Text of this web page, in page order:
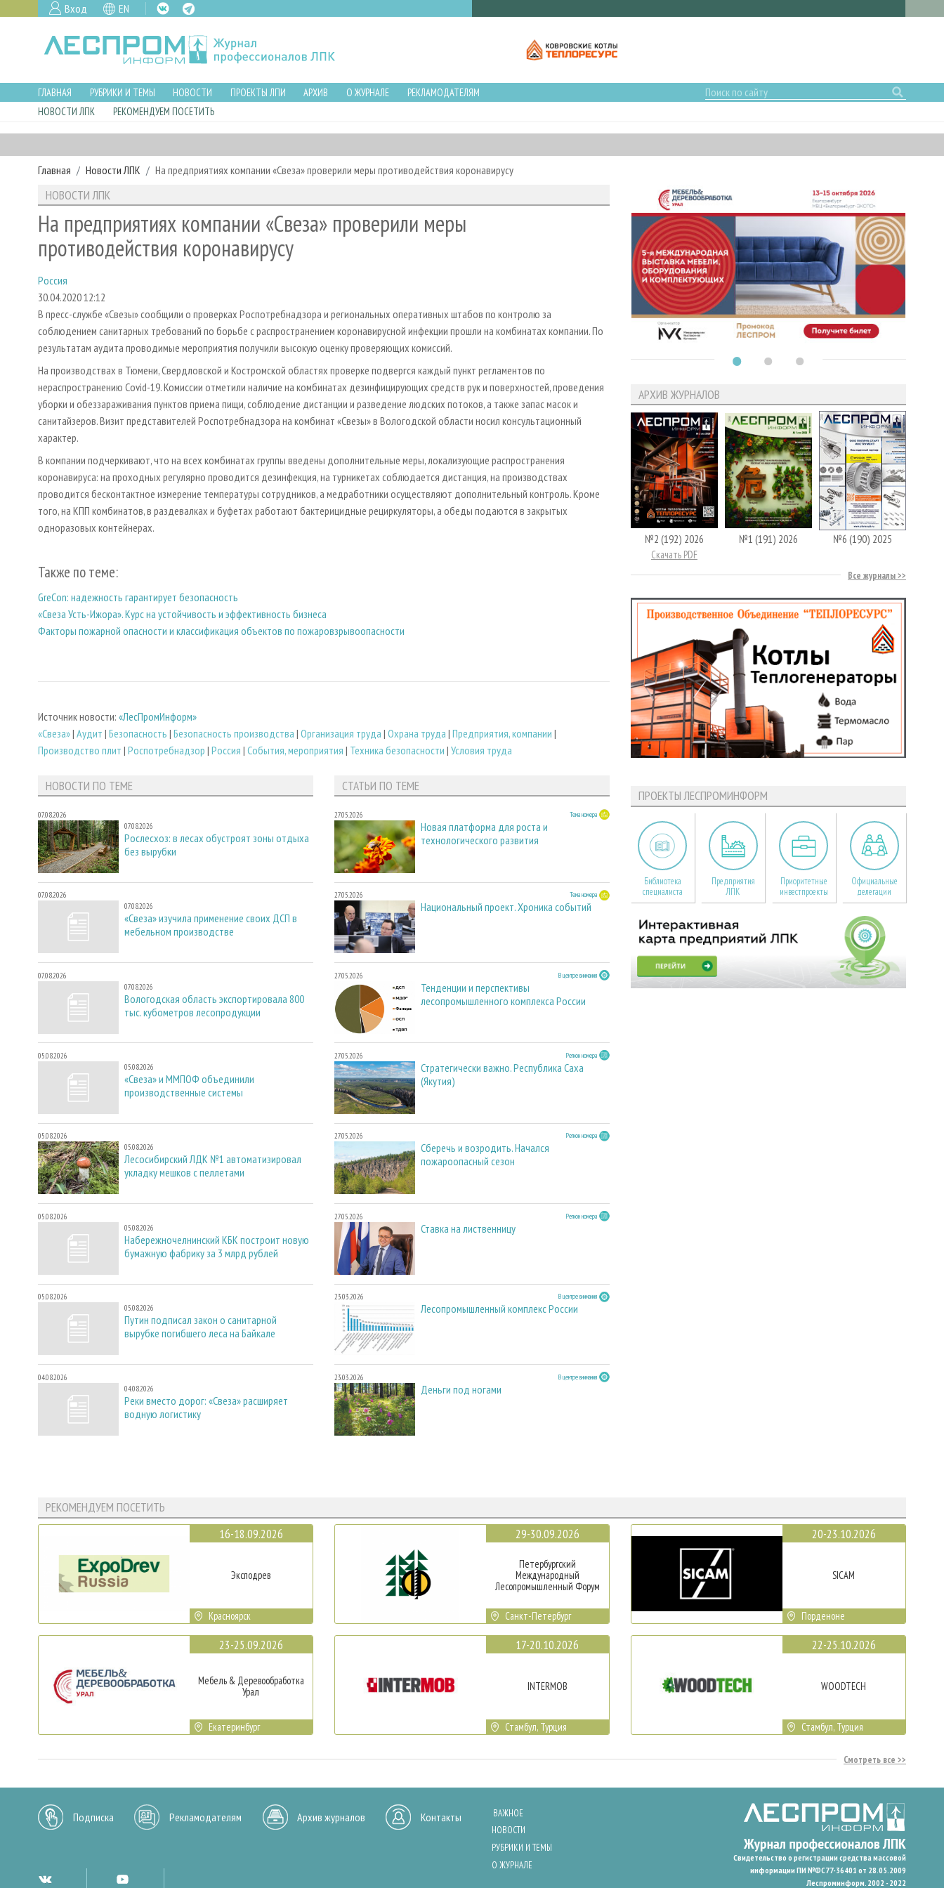
Вход EN
ГЛАВНАЯ РУБРИКИ И ТЕМЫ НОВОСТИ ПРОЕКТЫ ЛПИ АРХИВ О ЖУРНАЛЕ
РЕКЛАМОДАТЕЛЯМ
НОВОСТИ ЛПК
РЕКОМЕНДУЕМ ПОСЕТИТЬ
Главная Новости ЛПК На предприятиях компании «Свеза» проверили меры противодействия коронавирусу
НОВОСТИ ЛПК
На предприятиях компании «Свеза» проверили меры
противодействия коронавирусу
Россия
30.04.2020 12:12
В пресс-службе «Свезы» сообщили о проверках Роспотребнадзора и региональных оперативных штабов по контролю за
соблюдением санитарных требований по борьбе с распространением коронавирусной инфекции прошли на комбинатах компании. По
результатам аудита проводимые мероприятия получили высокую оценку проверяющих комиссий.
На производствах в Тюмени, Свердловской и Костромской областях проверке подвергся каждый пункт регламентов по
нераспространению Covid-19. Комиссии отметили наличие на комбинатах дезинфицирующих средств рук и поверхностей, проведения
уборки и обеззараживания пунктов приема пищи, соблюдение дистанции и разведение людских потоков, а также запас масок и
санитайзеров. Визит представителей Роспотребнадзора на комбинат «Свезы» в Вологодской области носил консультационный
характер.
В компании подчеркивают, что на всех комбинатах группы введены дополнительные меры, локализующие распространения
коронавируса: на проходных регулярно проводится дезинфекция, на турникетах соблюдается дистанция, на производствах
проводится бесконтактное измерение температуры сотрудников, а медработники осуществляют дополнительный контроль. Кроме
того, на КПП комбинатов, в раздевалках и буфетах работают бактерицидные рециркуляторы, а обеды подаются в закрытых
одноразовых контейнерах.
Также по теме:
GreCon: надежность гарантирует безопасность
«Свеза Усть-Ижора». Курс на устойчивость и эффективность бизнеса
Факторы пожарной опасности и классификация объектов по пожаровзрывоопасности
Источник новости: «ЛесПромИнформ»
«Свеза»| Аудит | Безопасность | Безопасность производства | Организация труда | Охрана труда | Предприятия, компании |
Производство плит | Роспотребнадзор | Россия | События, мероприятия | Техника безопасности | Условия труда
НОВОСТИ ПО ТЕМЕ
07.08.2026
07.08.2026
Рослесхоз: в лесах обустроят зоны отдыха
без вырубки
07.08.2026
07.08.2026
«Свеза» изучила применение своих ДСП в
мебельном производстве
07.08.2026
07.08.2026
Вологодская область экспортировала 800
тыс. кубометров лесопродукции
05.08.2026
05.08.2026
«Свеза» и ММПОФ объединили
производственные системы
05.08.2026
05.08.2026
Лесосибирский ЛДК №1 автоматизировал
укладку мешков с пеллетами
05.08.2026
05.08.2026
Набережночелнинский КБК построит новую
бумажную фабрику за 3 млрд рублей
05.08.2026
05.08.2026
Путин подписал закон о санитарной
вырубке погибшего леса на Байкале
04.08.2026
04.08.2026
Реки вместо дорог: «Свеза» расширяет
водную логистику
СТАТЬИ ПО ТЕМЕ
27.05.2026 Тема номера
Новая платформа для роста и
технологического развития
27.05.2026 Тема номера
Национальный проект. Хроника событий
27.05.2026 В центре внимания
Тенденции и перспективы
лесопромышленного комплекса России
27.05.2026 Регион номера
Стратегически важно. Республика Саха
(Якутия)
27.05.2026 Регион номера
Сберечь и возродить. Начался
пожароопасный сезон
27.05.2026 Регион номера
Ставка на лиственницу
23.03.2026 В центре внимания
Лесопромышленный комплекс России
23.03.2026 В центре внимания
Деньги под ногами
АРХИВ ЖУРНАЛОВ
№2 (192) 2026
Скачать PDF
№1 (191) 2026 №6 (190) 2025
Все журналы
ПРОЕКТЫ ЛЕСПРОМИНФОРМ
Библиотека
специалиста
Предприятия
ЛПК
Приоритетные
инвестпроекты
Официальные
делегации
РЕКОМЕНДУЕМ ПОСЕТИТЬ
16-18.09.2026
Эксподрев
Красноярск
23-25.09.2026
Мебель & Деревообработка
Урал
Екатеринбург
29-30.09.2026
Петербургский
Международный
Лесопромышленный Форум
Санкт-Петербург
17-20.10.2026
INTERMOB
Стамбул, Турция
20-23.10.2026
SICAM
Порденоне
22-25.10.2026
WOODTECH
Стамбул, Турция
Смотреть все
Подписка Рекламодателям Архив журналов Контакты
ВАЖНОЕ
НОВОСТИ
РУБРИКИ И ТЕМЫ
О ЖУРНАЛЕ
Свидетельство о регистрации средства массовой
информации ПИ №ФС77-36401 от 28.05.2009
Леспроминформ. 2002 - 2022